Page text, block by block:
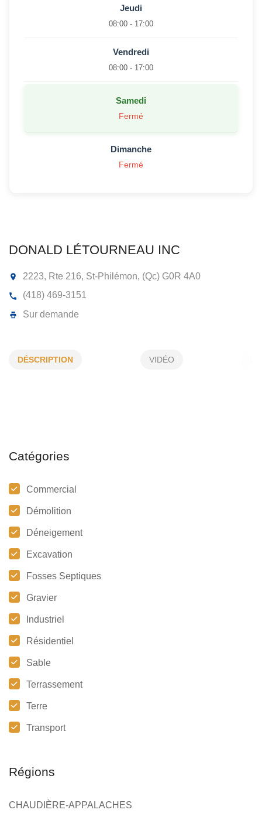
2223, Rte 216, St-Philémon, (Qc)
DÉSCRIPTION VIDÉO
Catégories
Commercial
Démolition
Déneigement
Excavation
Fosses Septiques
Gravier
Industriel
Résidentiel
Sable
Terrassement
Terre
Transport
Régions
CHAUDIÈRE-APPALACHES
Jeudi
08:00 - 17:00
Vendredi
08:00 - 17:00
Samedi
Fermé
Dimanche
Fermé